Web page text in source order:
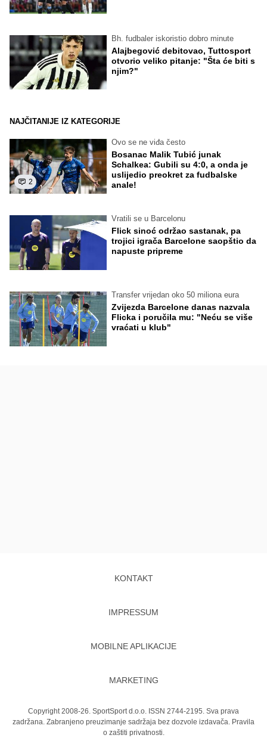
Bh. fudbaler iskoristio dobro minute
Alajbegović debitovao, Tuttosport
otvorio veliko pitanje: "Šta će biti s
njim?"
NAJČITANIJE IZ KATEGORIJE
2
Ovo se ne viđa često
Bosanac Malik Tubić junak
Schalkea: Gubili su 4:0, a onda je
uslijedio preokret za fudbalske
anale!
Vratili se u Barcelonu
Flick sinoć održao sastanak, pa
trojici igrača Barcelone saopštio da
napuste pripreme
Transfer vrijedan oko 50 miliona eura
Zvijezda Barcelone danas nazvala
Flicka i poručila mu: "Neću se više
vraćati u klub"
KONTAKT
IMPRESSUM
MOBILNE APLIKACIJE
MARKETING
Copyright 2008-26. SportSport d.o.o. ISSN 2744-2195. Sva prava
zadržana. Zabranjeno preuzimanje sadržaja bez dozvole izdavača. Pravila
o zaštiti privatnosti.